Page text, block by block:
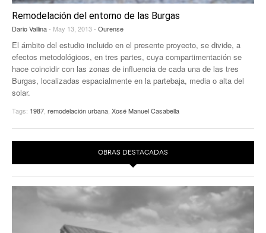
Remodelación del entorno de las Burgas
Dario Vallina- May 13, 2013 - Ourense
El ámbito del estudio incluido en el presente proyecto, se divide, a
efectos metodológicos, en tres partes, cuya compartimentación se
hace coincidir con las zonas de influencia de cada una de las tres
Burgas, localizadas espacialmente en la partebaja, media o alta del
solar.
Tags: 1987 remodelación urbana Xosé Manuel Casabella
OBRAS DESTACADAS